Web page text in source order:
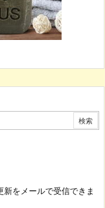
新をメールで受信できま